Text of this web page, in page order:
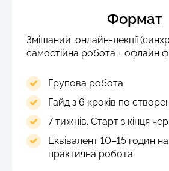
Формат
Змішаний: онлайн-лекції
самостійна робота + офлайн
Групова робота
Гайд з 6 кроків по
7 тижнів. Старт з кінця
Еквівалент 10–15 годин
практична робота